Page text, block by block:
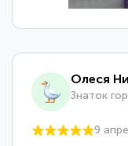
Олеся
Знаток
9